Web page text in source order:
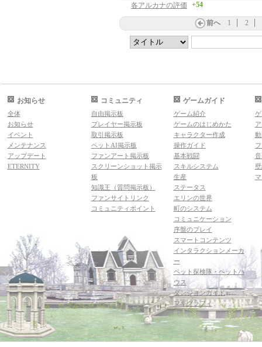
各アルカナの評価
+54
前へ 1 2
お知らせ
全体
お知らせ
イベント
メンテナンス
アップデート
ETERNITY
コミュニティ
自由掲示板
プレイヤー掲示板
取引掲示板
ペットAI掲示板
ファンアート掲示板
スクリーンショット掲示
板
知識王（質問掲示板）
ファンサイトリンク
コミュニティポイント
ゲームガイド
ゲーム紹介
ゲームのはじめかた
キャラクター作成
操作ガイド
基本戦闘
スキルシステム
生産
ステータス
エリンの世界
町のシステム
コミュニケーション
序盤のプレイ
スマートコンテンツ
インタラクションメーカ
ー
ペット探検隊・ペットハ
ウス
ダンジョンガイド
マギグラフィ